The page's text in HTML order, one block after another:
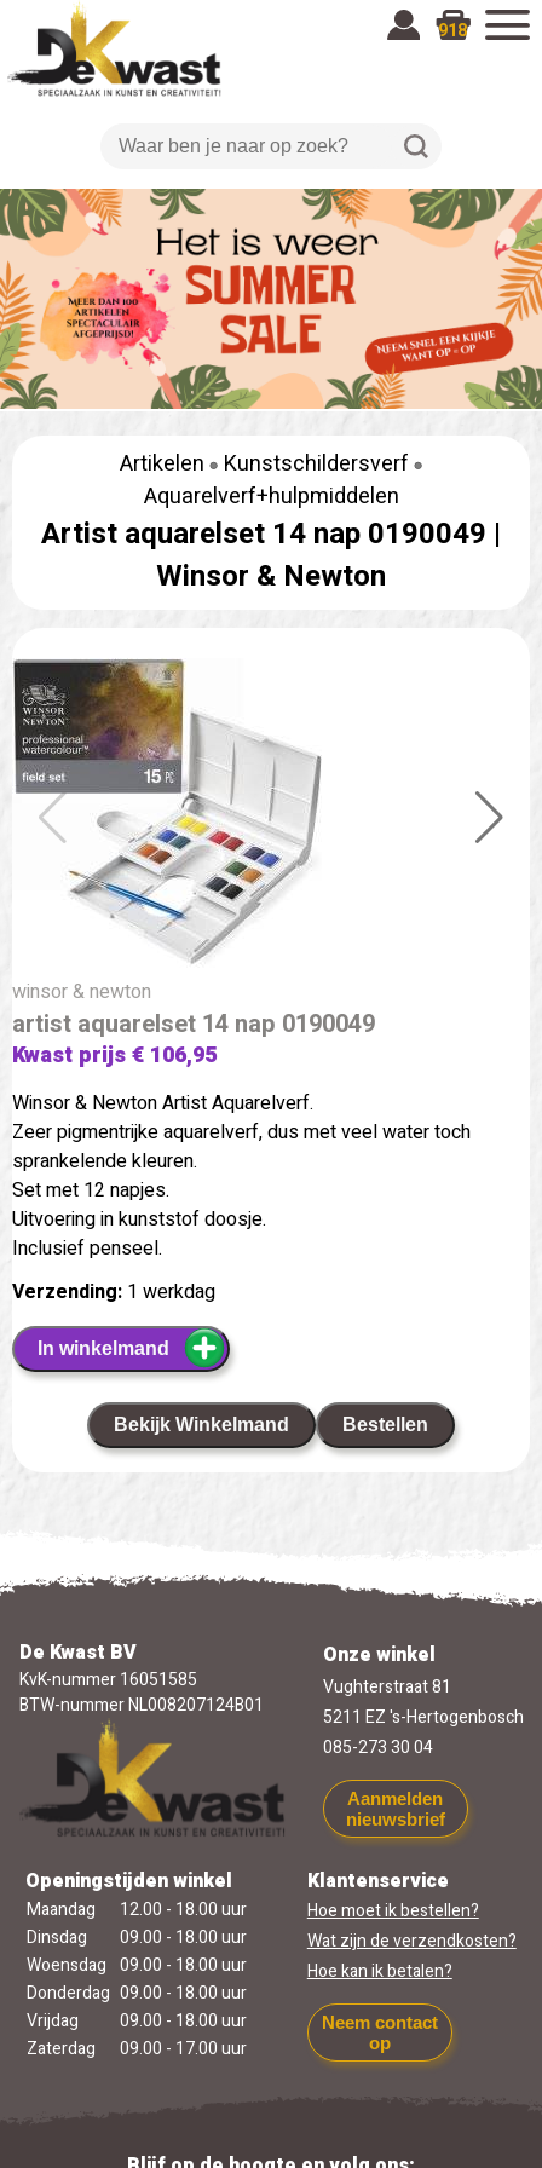
918
Artikelen
Kunstschildersverf
Aquarelverf+hulpmiddelen
Artist aquarelset 14 nap 0190049 |
Winsor & Newton
winsor & newton
artist aquarelset 14 nap 0190049
Kwast prijs € 106,95
Winsor & Newton Artist Aquarelverf.
Zeer pigmentrijke aquarelverf, dus met veel water toch
sprankelende kleuren.
Set met 12 napjes.
Uitvoering in kunststof doosje.
Inclusief penseel.
Verzending: 1 werkdag
In winkelmand
Bekijk Winkelmand Bestellen
De Kwast BV
KvK-nummer 16051585
BTW-nummer NL008207124B01
Onze winkel
Vughterstraat 81
5211 EZ 's-Hertogenbosch
085-273 30 04
Aanmelden
nieuwsbrief
Openingstijden winkel
Maandag
12.00 - 18.00 uur
Dinsdag
09.00 - 18.00 uur
Woensdag 09.00 - 18.00 uur
Donderdag 09.00 - 18.00 uur
Vrijdag
09.00 - 18.00 uur
Zaterdag
09.00 - 17.00 uur
Klantenservice
Hoe moet ik bestellen?
Wat zijn de verzendkosten?
Hoe kan ik betalen?
Neem contact
op